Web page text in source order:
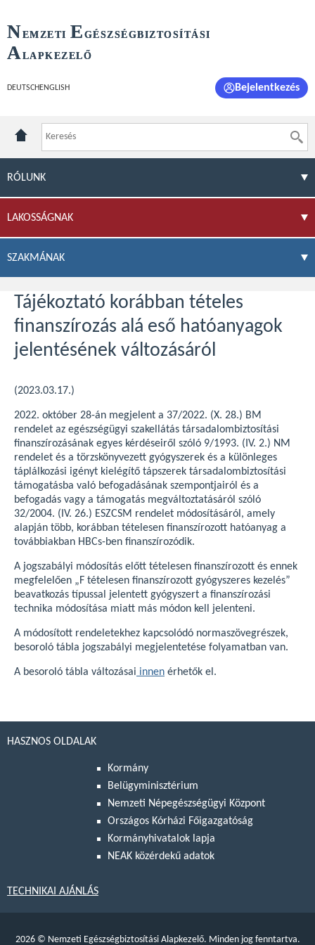
NEMZETI E GÉSZSÉGBIZTOSÍTÁSI
ALAPKEZELŐ
DEUTSCH ENGLISH Bejelentkezés
RÓLUNK
LAKOSSÁGNAK
SZAKMÁNAK
Tájékoztató korábban tételes
finanszírozás alá eső hatóanyagok
jelentésének változásáról
(2023.03.17.)
2022. október 28-án megjelent a 37/2022. (X. 28.) BM
rendelet az egészségügyi szakellátás társadalombiztosítási
finanszírozásának egyes kérdéseiről szóló 9/1993. (IV. 2.) NM
rendelet és a törzskönyvezett gyógyszerek és a különleges
táplálkozási igényt kielégítő tápszerek társadalombiztosítási
támogatásba való befogadásának szempontjairól és a
befogadás vagy a támogatás megváltoztatásáról szóló
32/2004. (IV. 26.) ESZCSM rendelet módosításáról, amely
alapján több, korábban tételesen finanszírozott hatóanyag a
továbbiakban HBCs-ben finanszírozódik.
A jogszabályi módosítás előtt tételesen finanszírozott és ennek
megfelelően „F tételesen finanszírozott gyógyszeres kezelés”
beavatkozás típussal jelentett gyógyszert a finanszírozási
technika módosítása miatt más módon kell jelenteni.
A módosított rendeletekhez kapcsolódó normaszövegrészek,
besoroló tábla jogszabályi megjelentetése folyamatban van.
A besoroló tábla változásai innen érhetők el.
HASZNOS OLDALAK
Kormány
Belügyminisztérium
Nemzeti Népegészségügyi Központ
Országos Kórházi Főigazgatóság
Kormányhivatalok lapja
NEAK közérdekű adatok
TECHNIKAI AJÁNLÁS
2026 © Nemzeti Egészségbiztosítási Alapkezelő. Minden jog fenntartva.